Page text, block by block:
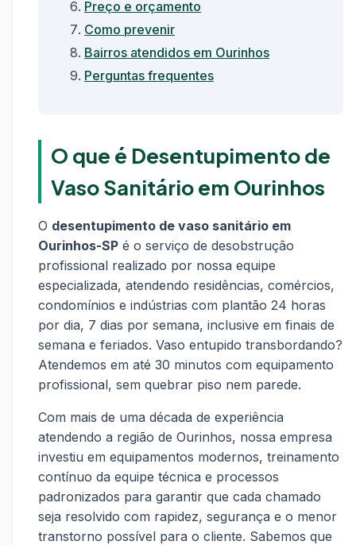
Preço e orçamento
Como prevenir
Bairros atendidos em Ourinhos
Perguntas frequentes
O que é Desentupimento de
Vaso Sanitário em Ourinhos
O desentupimento de vaso sanitário em
Ourinhos-SP é o serviço de desobstrução
profissional realizado por nossa equipe
especializada, atendendo residências, comércios,
condomínios e indústrias com plantão 24 horas
por dia, 7 dias por semana, inclusive em finais de
semana e feriados. Vaso entupido transbordando?
Atendemos em até 30 minutos com equipamento
profissional, sem quebrar piso nem parede.
Com mais de uma década de experiência
atendendo a região de Ourinhos, nossa empresa
investiu em equipamentos modernos, treinamento
contínuo da equipe técnica e processos
padronizados para garantir que cada chamado
seja resolvido com rapidez, segurança e o menor
transtorno possível para o cliente. Sabemos que